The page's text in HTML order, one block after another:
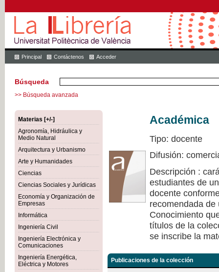
Principal Contáctenos Acceder
Búsqueda
>> Búsqueda avanzada
Materias [+/-]
Agronomía, Hidráulica y
Medio Natural
Arquitectura y Urbanismo
Arte y Humanidades
Ciencias
Ciencias Sociales y Jurídicas
Economía y Organización de
Empresas
Informática
Ingeniería Civil
Ingeniería Electrónica y
Comunicaciones
Ingeniería Energética,
Eléctrica y Motores
Académica
Tipo: docente
Difusión:
Descripción :
estudiantes de
docente
recomendada
Conocimiento
títulos de la
se inscribe la
Publicaciones de la colección